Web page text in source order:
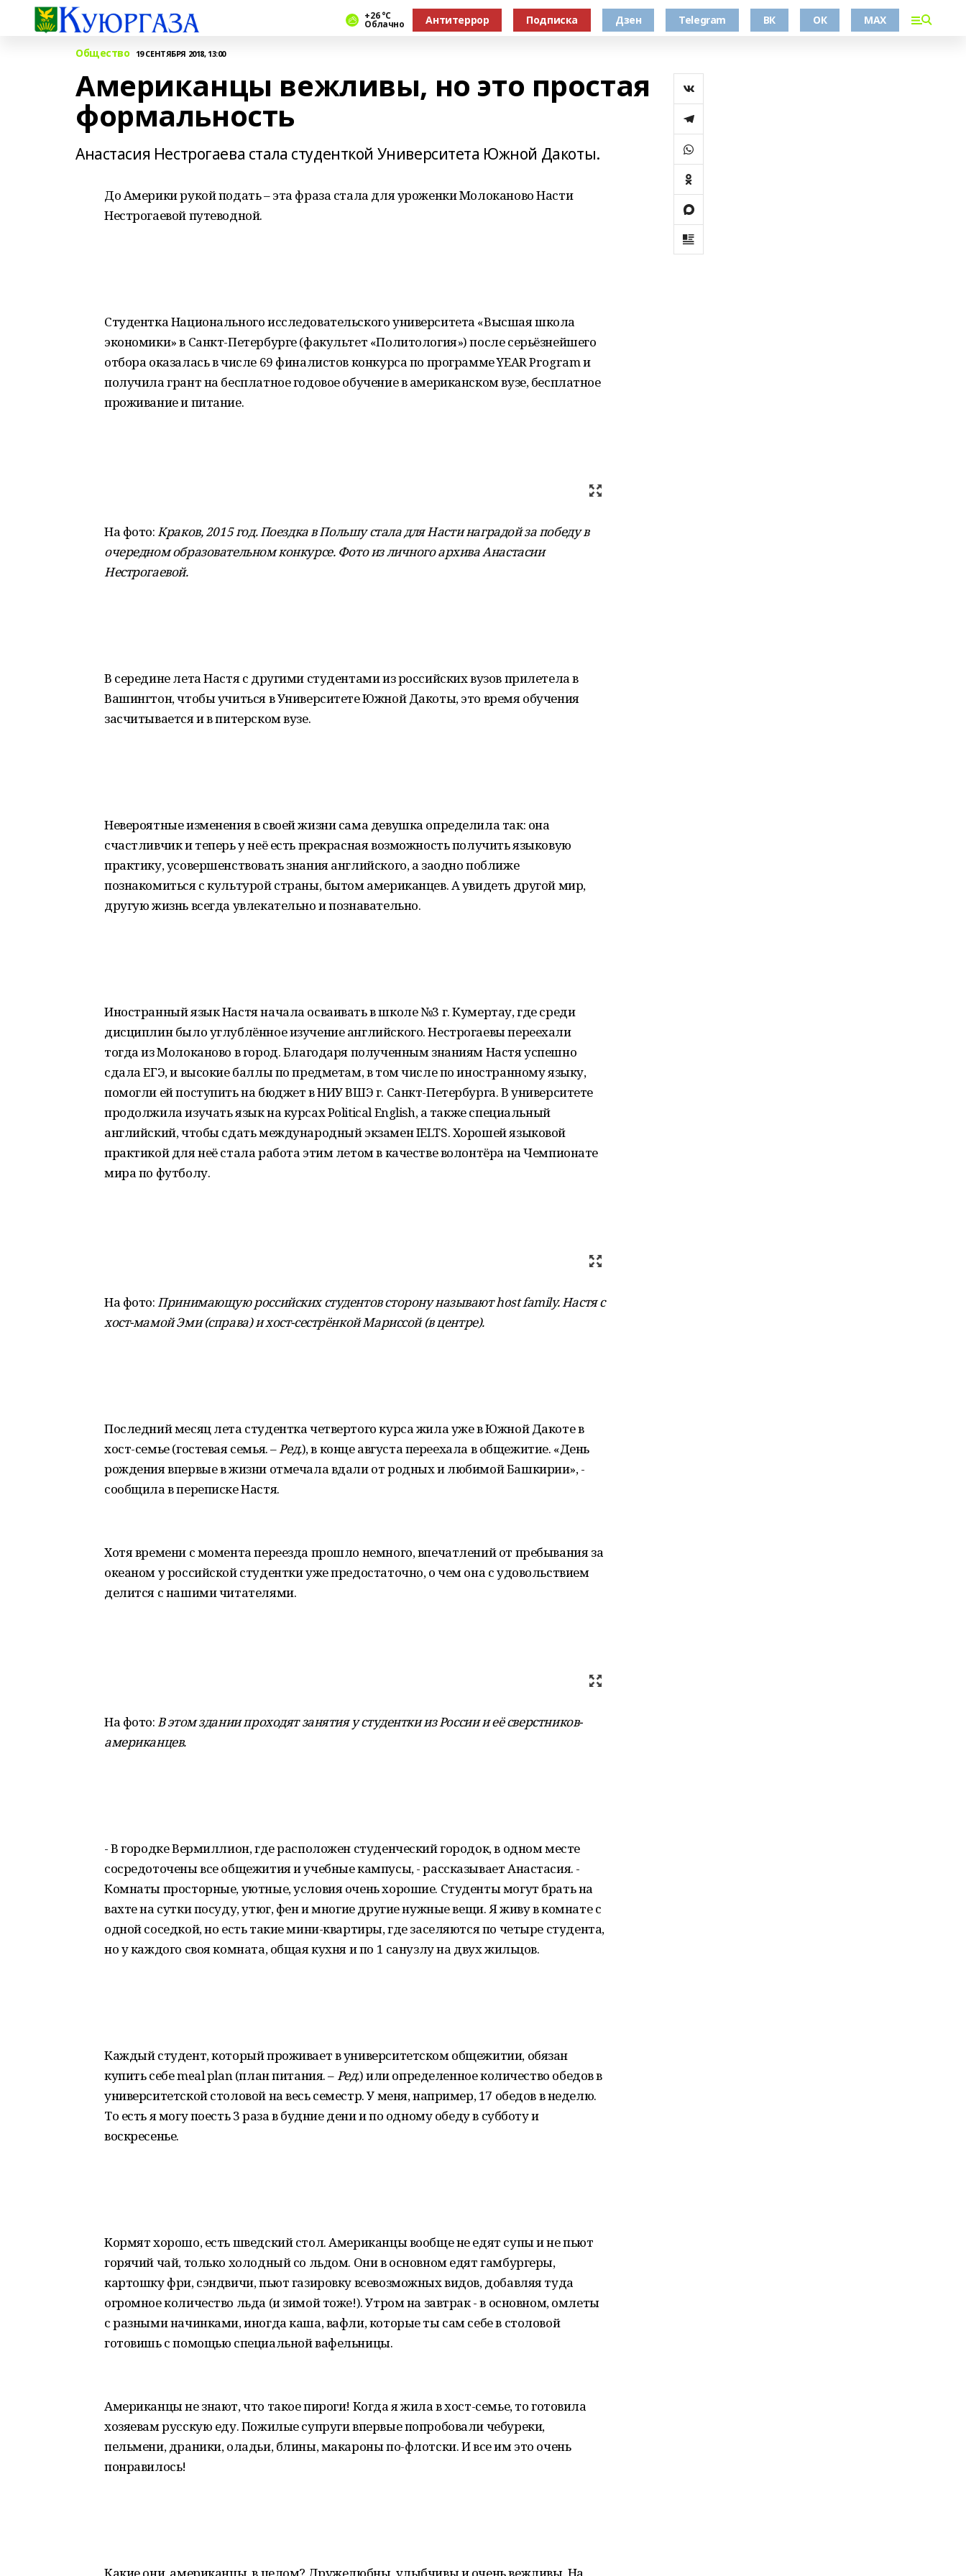
+26 °С
Облачно Антитеррор Подписка Дзен Telegram ВК ОК MAX
Общество 19 СЕНТЯБРЯ 2018, 13:00
Американцы вежливы, но это простая
формальность
Анастасия Нестрогаева стала студенткой Университета Южной Дакоты.
До Америки рукой подать – эта фраза стала для уроженки Молоканово Насти
Нестрогаевой путеводной.
Студентка Национального исследовательского университета «Высшая школа
экономики» в Санкт-Петербурге (факультет «Политология») после серьёзнейшего
отбора оказалась в числе 69 финалистов конкурса по программе YEAR Program и
получила грант на бесплатное годовое обучение в американском вузе, бесплатное
проживание и питание.
На фото:Краков, 2015 год. Поездка в Польшу стала для Насти наградой за победу в
очередном образовательном конкурсе. Фото из личного архива Анастасии
Нестрогаевой.
В середине лета Настя с другими студентами из российских вузов прилетела в
Вашингтон, чтобы учиться в Университете Южной Дакоты, это время обучения
засчитывается и в питерском вузе.
Невероятные изменения в своей жизни сама девушка определила так: она
счастливчик и теперь у неё есть прекрасная возможность получить языковую
практику, усовершенствовать знания английского, а заодно поближе
познакомиться с культурой страны, бытом американцев. А увидеть другой мир,
другую жизнь всегда увлекательно и познавательно.
Иностранный язык Настя начала осваивать в школе №3 г. Кумертау, где среди
дисциплин было углублённое изучение английского. Нестрогаевы переехали
тогда из Молоканово в город. Благодаря полученным знаниям Настя успешно
сдала ЕГЭ, и высокие баллы по предметам, в том числе по иностранному языку,
помогли ей поступить на бюджет в НИУ ВШЭ г. Санкт-Петербурга. В университете
продолжила изучать язык на курсах Political English, а также специальный
английский, чтобы сдать международный экзамен IELTS. Хорошей языковой
практикой для неё стала работа этим летом в качестве волонтёра на Чемпионате
мира по футболу.
На фото:Принимающую российских студентов сторону называют host family. Настя с
хост-мамой Эми (справа) и хост-сестрёнкой Мариссой (в центре).
Последний месяц лета студентка четвертого курса жила уже в Южной Дакоте в
хост-семье (гостевая семья. –Ред.), в конце августа переехала в общежитие. «День
рождения впервые в жизни отмечала вдали от родных и любимой Башкирии», -
сообщила в переписке Настя.
Хотя времени с момента переезда прошло немного, впечатлений от пребывания за
океаном у российской студентки уже предостаточно, о чем она с удовольствием
делится с нашими читателями.
На фото:В этом здании проходят занятия у студентки из России и её сверстников-
американцев.
- В городке Вермиллион, где расположен студенческий городок, в одном месте
сосредоточены все общежития и учебные кампусы, - рассказывает Анастасия. -
Комнаты просторные, уютные, условия очень хорошие. Студенты могут брать на
вахте на сутки посуду, утюг, фен и многие другие нужные вещи. Я живу в комнате с
одной соседкой, но есть такие мини-квартиры, где заселяются по четыре студента,
но у каждого своя комната, общая кухня и по 1 санузлу на двух жильцов.
Каждый студент, который проживает в университетском общежитии, обязан
купить себе meal plan (план питания. –Ред.) или определенное количество обедов в
университетской столовой на весь семестр. У меня, например, 17 обедов в неделю.
То есть я могу поесть 3 раза в будние дени и по одному обеду в субботу и
воскресенье.
Кормят хорошо, есть шведский стол. Американцы вообще не едят супы и не пьют
горячий чай, только холодный со льдом. Они в основном едят гамбургеры,
картошку фри, сэндвичи, пьют газировку всевозможных видов, добавляя туда
огромное количество льда (и зимой тоже!). Утром на завтрак - в основном, омлеты
с разными начинками, иногда каша, вафли, которые ты сам себе в столовой
готовишь с помощью специальной вафельницы.
Американцы не знают, что такое пироги! Когда я жила в хост-семье, то готовила
хозяевам русскую еду. Пожилые супруги впервые попробовали чебуреки,
пельмени, драники, оладьи, блины, макароны по-флотски. И все им это очень
понравилось!